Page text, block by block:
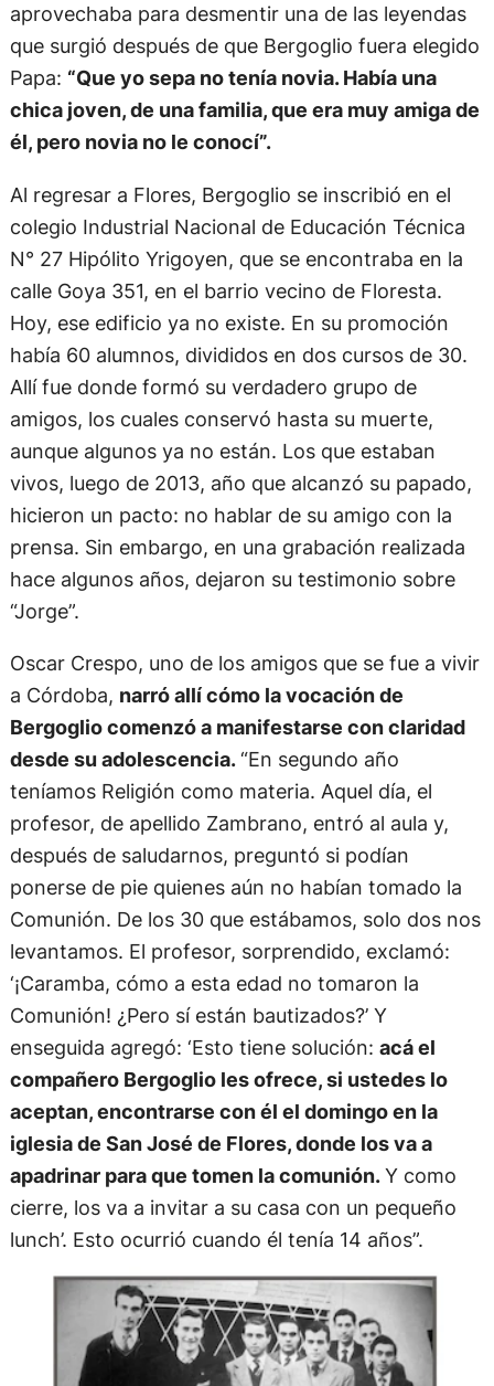
aprovechaba para desmentir una de las leyendas
que surgió después de que Bergoglio fuera elegido
Papa: “Que yo sepa no tenía novia. Había una
chica joven, de una familia, que era muy amiga de
él, pero novia no le conocí”.
Al regresar a Flores, Bergoglio se inscribió en el
colegio Industrial Nacional de Educación Técnica
N° 27 Hipólito Yrigoyen, que se encontraba en la
calle Goya 351, en el barrio vecino de Floresta.
Hoy, ese edificio ya no existe. En su promoción
había 60 alumnos, divididos en dos cursos de 30.
Allí fue donde formó su verdadero grupo de
amigos, los cuales conservó hasta su muerte,
aunque algunos ya no están. Los que estaban
vivos, luego de 2013, año que alcanzó su papado,
hicieron un pacto: no hablar de su amigo con la
prensa. Sin embargo, en una grabación realizada
hace algunos años, dejaron su testimonio sobre
“Jorge”.
Oscar Crespo, uno de los amigos que se fue a vivir
a Córdoba, narró allí cómo la vocación de
Bergoglio comenzó a manifestarse con claridad
desde su adolescencia.“En segundo año
teníamos Religión como materia. Aquel día, el
profesor, de apellido Zambrano, entró al aula y,
después de saludarnos, preguntó si podían
ponerse de pie quienes aún no habían tomado la
Comunión. De los 30 que estábamos, solo dos nos
levantamos. El profesor, sorprendido, exclamó:
‘¡Caramba, cómo a esta edad no tomaron la
Comunión! ¿Pero sí están bautizados?’ Y
enseguida agregó: ‘Esto tiene solución: acá el
compañero Bergoglio les ofrece, si ustedes lo
aceptan, encontrarse con él el domingo en la
iglesia de San José de Flores, donde los va a
apadrinar para que tomen la comunión.Y como
cierre, los va a invitar a su casa con un pequeño
lunch’. Esto ocurrió cuando él tenía 14 años”.